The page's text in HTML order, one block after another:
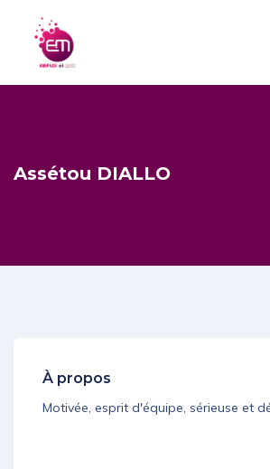
Assétou DIALLO
À propos
Motivée, esprit d'équipe, sérieuse et